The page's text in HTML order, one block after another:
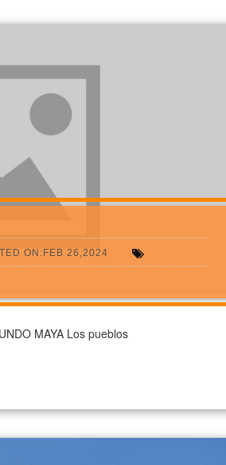
ON:FEB 26,2024
pueblos